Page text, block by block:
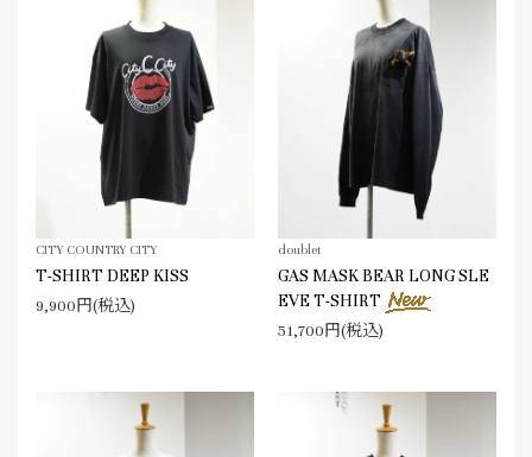
CITY COUNTRY CITY
T-SHIRT DEEP KISS
9,900円(税込)
doublet
GAS MASK BEAR LONG SLE
EVE T-SHIRT
51,700円(税込)